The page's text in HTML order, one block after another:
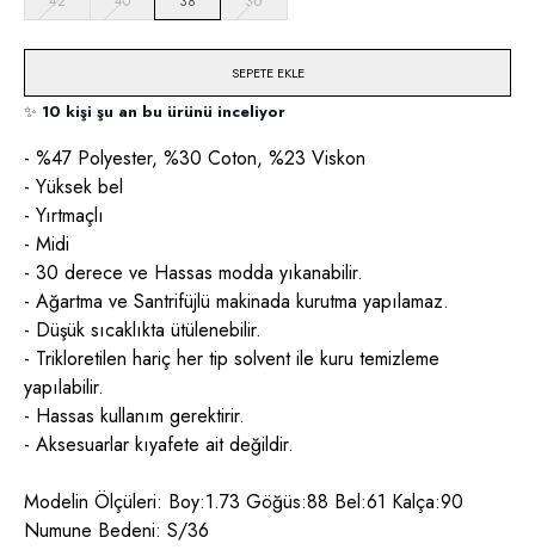
SEPETE EKLE
✨ 10 kişi şu an bu ürünü inceliyor
- %47 Polyester, %30 Coton, %23 Viskon
- Yüksek bel
- Yırtmaçlı
- Midi
- 30 derece ve Hassas modda yıkanabilir.
- Ağartma ve Santrifüjlü makinada kurutma yapılamaz.
- Düşük sıcaklıkta ütülenebilir.
- Trikloretilen hariç her tip solvent ile kuru temizleme
yapılabilir.
- Hassas kullanım gerektirir.
- Aksesuarlar kıyafete ait değildir.
Modelin Ölçüleri: Boy:1.73 Göğüs:88 Bel:61 Kalça:90
Numune Bedeni: S/36